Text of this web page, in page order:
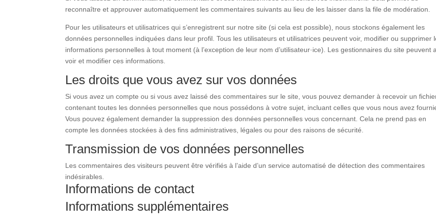
reconnaître et approuver automatiquement les commentaires suivants au lieu de les laisser dans la file de modération.
Pour les utilisateurs et utilisatrices qui s’enregistrent sur notre site (si cela est possible), nous stockons également les
données personnelles indiquées dans leur profil. Tous les utilisateurs et utilisatrices peuvent voir, modifier ou supprimer
informations personnelles à tout moment (à l’exception de leur nom d’utilisateur·ice). Les gestionnaires du site peuvent
voir et modifier ces informations.
Les droits que vous avez sur vos données
Si vous avez un compte ou si vous avez laissé des commentaires sur le site, vous pouvez demander à recevoir un
contenant toutes les données personnelles que nous possédons à votre sujet, incluant celles que vous nous avez
Vous pouvez également demander la suppression des données personnelles vous concernant. Cela ne prend pas en
compte les données stockées à des fins administratives, légales ou pour des raisons de sécurité.
Transmission de vos données personnelles
Les commentaires des visiteurs peuvent être vérifiés à l’aide d’un service automatisé de détection des commentaires
indésirables.
Informations de contact
Informations supplémentaires